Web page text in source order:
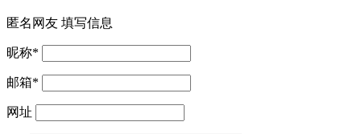
匿名网友 填写信息
昵称*
邮箱*
网址